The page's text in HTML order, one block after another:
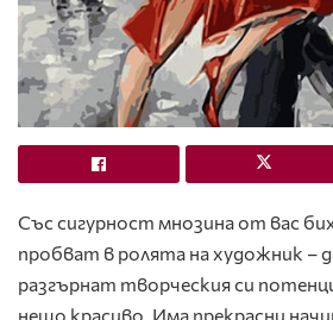
Със сигурност мнозина от вас
пробват в ролята на художник –
разгърнат творческия си
нещо красиво. Има прекрасни